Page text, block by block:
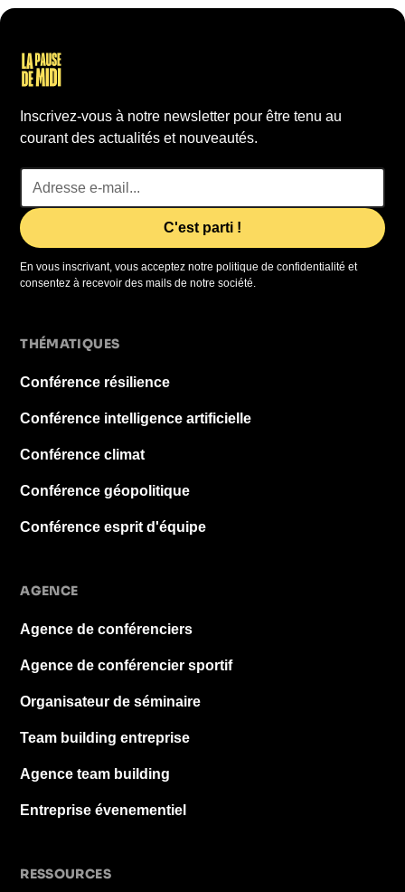
Inscrivez-vous à notre newsletter pour être tenu au
courant des actualités et nouveautés.
En vous inscrivant, vous acceptez notre politique de confidentialité et
consentez à recevoir des mails de notre société.
THÉMATIQUES
Conférence résilience
Conférence intelligence artificielle
Conférence climat
Conférence géopolitique
Conférence esprit d'équipe
AGENCE
Agence de conférenciers
Agence de conférencier sportif
Organisateur de séminaire
Team building entreprise
Agence team building
Entreprise évenementiel
RESSOURCES